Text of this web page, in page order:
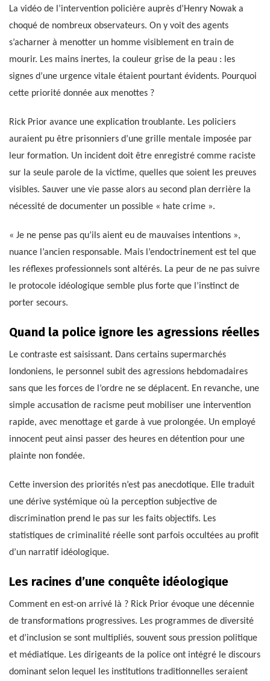
La vidéo de l’intervention policière auprès d’Henry Nowak a
choqué de nombreux observateurs. On y voit des agents
s’acharner à menotter un homme visiblement en train de
mourir. Les mains inertes, la couleur grise de la peau : les
signes d’une urgence vitale étaient pourtant évidents. Pourquoi
cette priorité donnée aux menottes ?
Rick Prior avance une explication troublante. Les policiers
auraient pu être prisonniers d’une grille mentale imposée par
leur formation. Un incident doit être enregistré comme raciste
sur la seule parole de la victime, quelles que soient les preuves
visibles. Sauver une vie passe alors au second plan derrière la
nécessité de documenter un possible « hate crime ».
« Je ne pense pas qu’ils aient eu de mauvaises intentions »,
nuance l’ancien responsable. Mais l’endoctrinement est tel que
les réflexes professionnels sont altérés. La peur de ne pas suivre
le protocole idéologique semble plus forte que l’instinct de
porter secours.
Quand la police ignore les agressions réelles
Le contraste est saisissant. Dans certains supermarchés
londoniens, le personnel subit des agressions hebdomadaires
sans que les forces de l’ordre ne se déplacent. En revanche, une
simple accusation de racisme peut mobiliser une intervention
rapide, avec menottage et garde à vue prolongée. Un employé
innocent peut ainsi passer des heures en détention pour une
plainte non fondée.
Cette inversion des priorités n’est pas anecdotique. Elle traduit
une dérive systémique où la perception subjective de
discrimination prend le pas sur les faits objectifs. Les
statistiques de criminalité réelle sont parfois occultées au profit
d’un narratif idéologique.
Les racines d’une conquête idéologique
Comment en est-on arrivé là ? Rick Prior évoque une décennie
de transformations progressives. Les programmes de diversité
et d’inclusion se sont multipliés, souvent sous pression politique
et médiatique. Les dirigeants de la police ont intégré le discours
dominant selon lequel les institutions traditionnelles seraient